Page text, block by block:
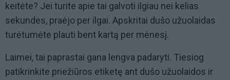
keitėte? Jei turite apie tai galvoti ilgiau nei kelias
sekundes, praėjo per ilgai. Apskritai dušo užuolaidas
turėtumėte plauti bent kartą per mėnesį.
Laimei, tai paprastai gana lengva padaryti. Tiesiog
patikrinkite priežiūros etiketę ant dušo užuolaidos ir